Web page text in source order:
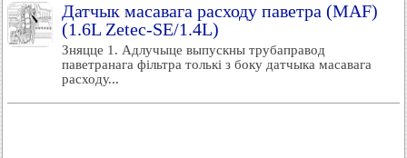
Датчык масавага расходу паветра (MAF)
(1.6L Zetec-SE/1.4L)
Зняцце 1. Адлучыце выпускны трубаправод
паветранага фільтра толькі з боку датчыка масавага
расходу...